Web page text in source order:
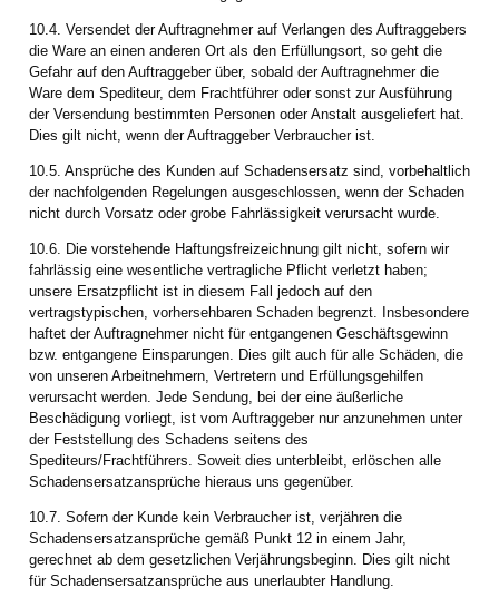
10.4. Versendet der Auftragnehmer auf Verlangen des Auftraggebers
die Ware an einen anderen Ort als den Erfüllungsort, so geht die
Gefahr auf den Auftraggeber über, sobald der Auftragnehmer die
Ware dem Spediteur, dem Frachtführer oder sonst zur Ausführung
der Versendung bestimmten Personen oder Anstalt ausgeliefert hat.
Dies gilt nicht, wenn der Auftraggeber Verbraucher ist.
10.5. Ansprüche des Kunden auf Schadensersatz sind, vorbehaltlich
der nachfolgenden Regelungen ausgeschlossen, wenn der Schaden
nicht durch Vorsatz oder grobe Fahrlässigkeit verursacht wurde.
10.6. Die vorstehende Haftungsfreizeichnung gilt nicht, sofern wir
fahrlässig eine wesentliche vertragliche Pflicht verletzt haben;
unsere Ersatzpflicht ist in diesem Fall jedoch auf den
vertragstypischen, vorhersehbaren Schaden begrenzt. Insbesondere
haftet der Auftragnehmer nicht für entgangenen Geschäftsgewinn
bzw. entgangene Einsparungen. Dies gilt auch für alle Schäden, die
von unseren Arbeitnehmern, Vertretern und Erfüllungsgehilfen
verursacht werden. Jede Sendung, bei der eine äußerliche
Beschädigung vorliegt, ist vom Auftraggeber nur anzunehmen unter
der Feststellung des Schadens seitens des
Spediteurs/Frachtführers. Soweit dies unterbleibt, erlöschen alle
Schadensersatzansprüche hieraus uns gegenüber.
10.7. Sofern der Kunde kein Verbraucher ist, verjähren die
Schadensersatzansprüche gemäß Punkt 12 in einem Jahr,
gerechnet ab dem gesetzlichen Verjährungsbeginn. Dies gilt nicht
für Schadensersatzansprüche aus unerlaubter Handlung.